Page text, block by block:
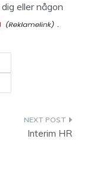
eller någon
.
Interim HR